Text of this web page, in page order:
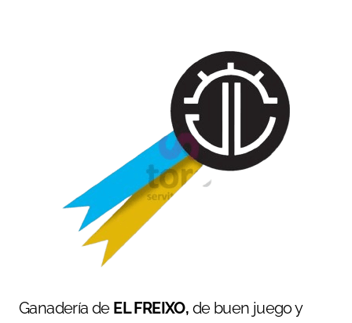
Ganadería de EL FREIXO, de buen juego y